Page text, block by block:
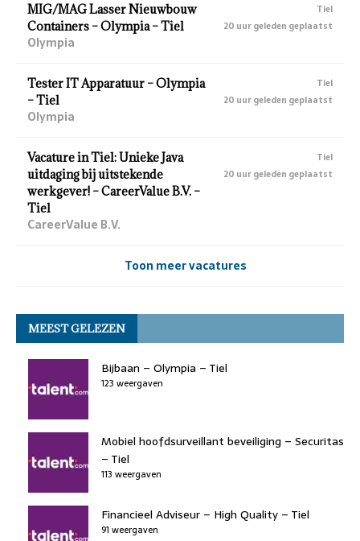
MIG/MAG Lasser Nieuwbouw
Containers – Olympia – Tiel
Olympia
Tiel
20 uur geleden geplaatst
Tester IT Apparatuur – Olympia
– Tiel
Olympia
Tiel
20 uur geleden geplaatst
Vacature in Tiel: Unieke Java
uitdaging bij uitstekende
werkgever! – CareerValue B.V. –
Tiel
CareerValue B.V.
Tiel
20 uur geleden geplaatst
Toon meer vacatures
MEEST GELEZEN
Bijbaan – Olympia – Tiel
123 weergaven
Mobiel hoofdsurveillant beveiliging – Securitas
– Tiel
113 weergaven
Financieel Adviseur – High Quality – Tiel
91 weergaven